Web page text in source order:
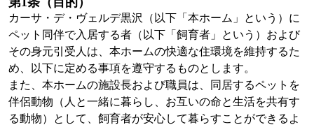
カーサ・デ・ヴェルデ黒沢（以下「本ホーム」という）に
ペット同伴で入居する者（以下「飼育者」という）および
その身元引受人は、本ホームの快適な住環境を維持するた
め、以下に定める事項を遵守するものとします。
また、本ホームの施設長および職員は、同居するペットを
伴侶動物（人と一緒に暮らし、お互いの命と生活を共有す
る動物）として、飼育者が安心して暮らすことができるよ